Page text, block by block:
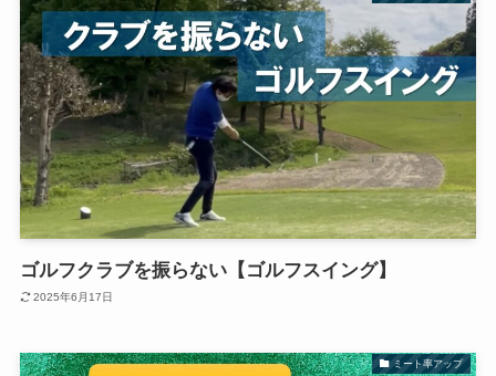
ゴルフクラブを振らない【ゴルフスイング】
2025年6月17日
ミート率アップ